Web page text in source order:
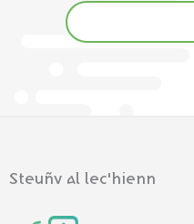
Steuñv al lec'hienn